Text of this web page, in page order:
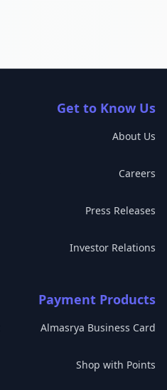
Get to Know Us
About Us
Careers
Press Releases
Investor Relations
Payment Products
Almasrya Business Card
Shop with Points